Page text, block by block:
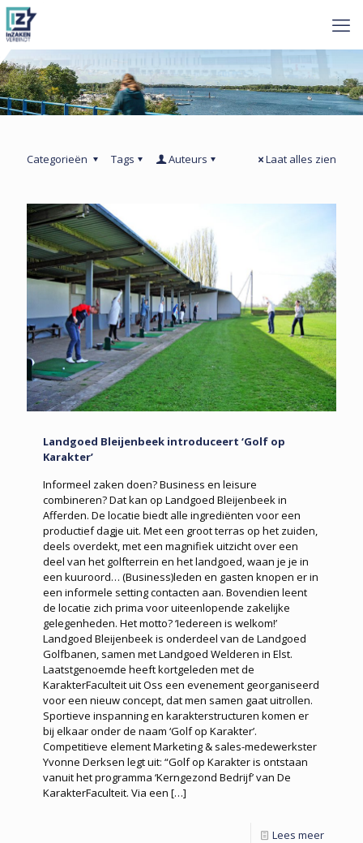
Categorieën Tags Auteurs Laat alles zien
Landgoed Bleijenbeek introduceert ‘Golf op
Karakter’
Informeel zaken doen? Business en leisure
combineren? Dat kan op Landgoed Bleijenbeek in
Afferden. De locatie biedt alle ingrediënten voor een
productief dagje uit. Met een groot terras op het zuiden,
deels overdekt, met een magnifiek uitzicht over een
deel van het golfterrein en het landgoed, waan je je in
een kuuroord… (Business)leden en gasten knopen er in
een informele setting contacten aan. Bovendien leent
de locatie zich prima voor uiteenlopende zakelijke
gelegenheden. Het motto? ‘Iedereen is welkom!’
Landgoed Bleijenbeek is onderdeel van de Landgoed
Golfbanen, samen met Landgoed Welderen in Elst.
Laatstgenoemde heeft kortgeleden met de
KarakterFaculteit uit Oss een evenement georganiseerd
voor een nieuw concept, dat men samen gaat uitrollen.
Sportieve inspanning en karakterstructuren komen er
bij elkaar onder de naam ‘Golf op Karakter’.
Competitieve element Marketing & sales-medewerkster
Yvonne Derksen legt uit: “Golf op Karakter is ontstaan
vanuit het programma ‘Kerngezond Bedrijf’ van De
KarakterFaculteit. Via een […]
Lees meer